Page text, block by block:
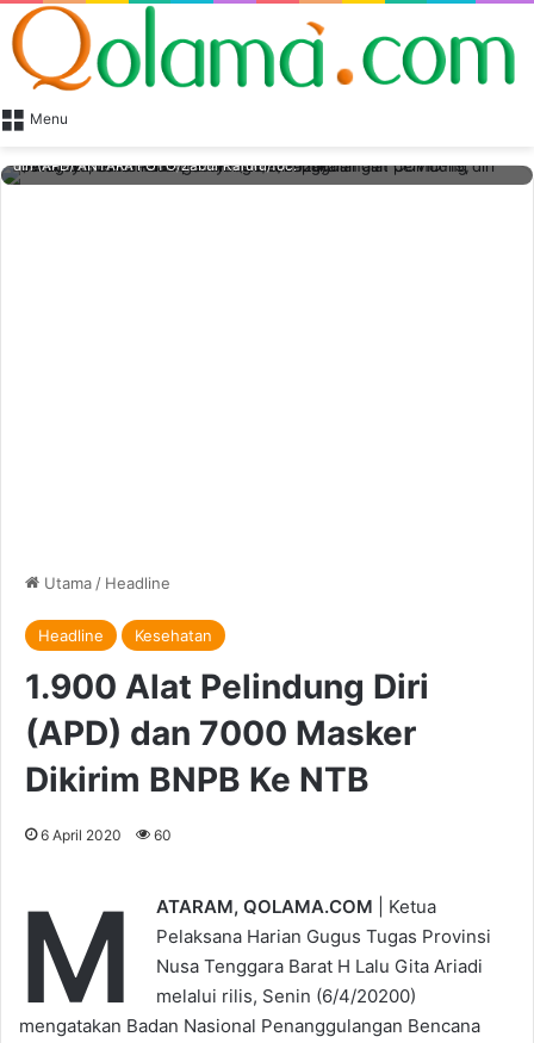
Menu
diri (APD) ANTARA FOTO/Zabur Karuru/foc.
Utama/ Headline
Headline Kesehatan
1.900 Alat Pelindung Diri
(APD) dan 7000 Masker
Dikirim BNPB Ke NTB
6 April 2020 60
M ATARAM, QOLAMA.COM | Ketua
Pelaksana Harian Gugus Tugas Provinsi
Nusa Tenggara Barat H Lalu Gita Ariadi
melalui rilis, Senin (6/4/20200)
mengatakan Badan Nasional Penanggulangan Bencana